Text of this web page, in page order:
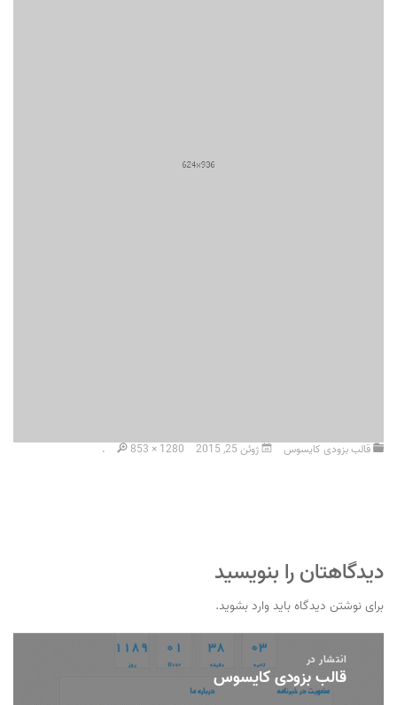
قالب بزودی کایسوس ژوئن 25, 2015 853 × 1280
.
دیدگاهتان را بنویسید
برای نوشتن دیدگاه بایدوارد بشوید.
راهبری
نوشته
انتشار در
قالب بزودی کایسوس